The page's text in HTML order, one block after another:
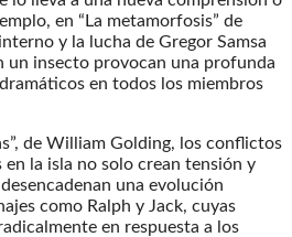
en “La metamorfosis” de
y la lucha de Gregor Samsa
un insecto provocan una profunda
en todos los miembros
de William Golding, los conflictos
la isla no solo crean tensión y
una evolución
como Ralph y Jack, cuyas
en respuesta a los